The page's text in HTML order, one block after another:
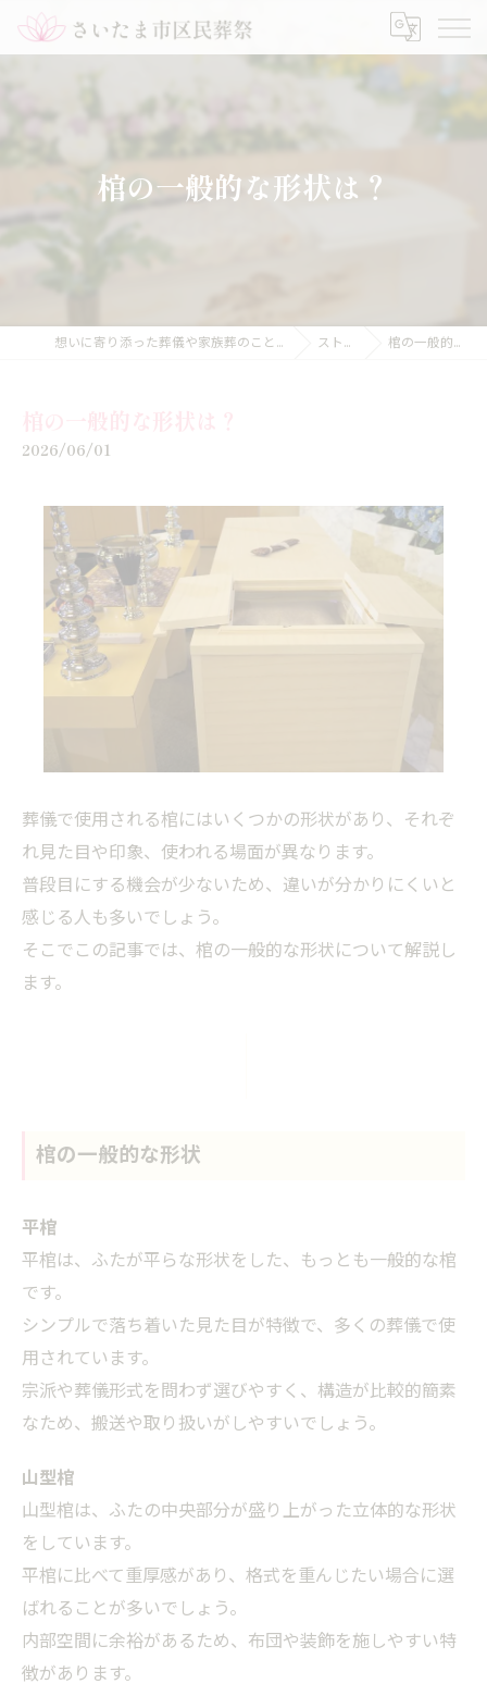
棺の一般的な形状は？
想いに寄り添った葬儀や家族葬のことなら【さいたま市区民葬祭】 ストーリー 棺の一般的な形状は？
2026/06/01
葬儀で使用される棺にはいくつかの形状があり、それぞ
れ見た目や印象、使われる場面が異なります。
普段目にする機会が少ないため、違いが分かりにくいと
感じる人も多いでしょう。
そこでこの記事では、棺の一般的な形状について解説し
ます。
棺の一般的な形状
平棺
平棺は、ふたが平らな形状をした、もっとも一般的な棺
です。
シンプルで落ち着いた見た目が特徴で、多くの葬儀で使
用されています。
宗派や葬儀形式を問わず選びやすく、構造が比較的簡素
なため、搬送や取り扱いがしやすいでしょう。
山型棺
山型棺は、ふたの中央部分が盛り上がった立体的な形状
をしています。
平棺に比べて重厚感があり、格式を重んじたい場合に選
ばれることが多いでしょう。
内部空間に余裕があるため、布団や装飾を施しやすい特
徴があります。